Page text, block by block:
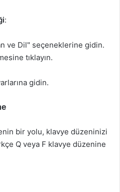
:
ve Dil" seçeneklerine gidin.
tıklayın.
gidin.
bir yolu, klavye düzeninizi
Q veya F klavye düzenine